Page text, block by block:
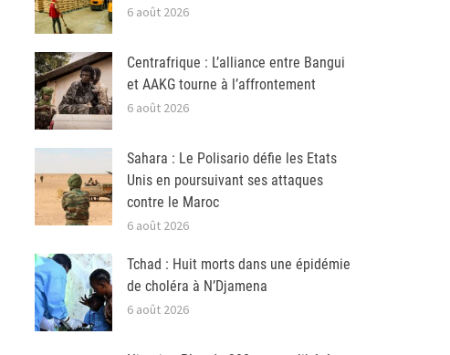
6 août 2026
Centrafrique : L’alliance entre Bangui
et AAKG tourne à l’affrontement
6 août 2026
Sahara : Le Polisario défie les Etats
Unis en poursuivant ses attaques
contre le Maroc
6 août 2026
Tchad : Huit morts dans une épidémie
de choléra à N’Djamena
6 août 2026